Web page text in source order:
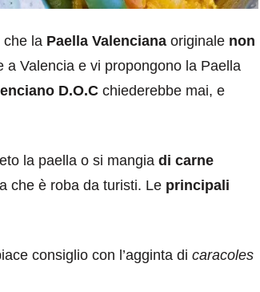
che la Paella Valenciana originale non
Valencia e vi propongono la Paella
D.O.C chiederebbe mai, e
la paella o si mangia di carne
che è roba da turisti. Le principali
consiglio con l’agginta di caracoles